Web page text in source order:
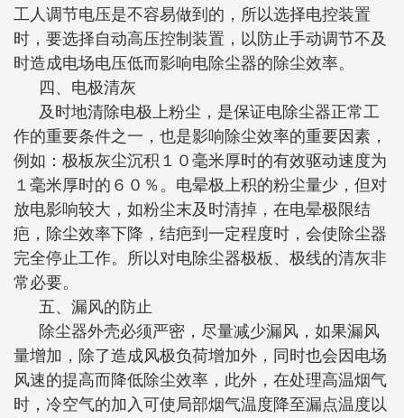
工人调节电压是不容易做到的，所以选择电控装置
时，要选择自动高压控制装置，以防止手动调节不及
时造成电场电压低而影响电除尘器的除尘效率。
四、电极清灰
及时地清除电极上粉尘，是保证电除尘器正常工
作的重要条件之一，也是影响除尘效率的重要因素，
例如：极板灰尘沉积１０毫米厚时的有效驱动速度为
１毫米厚时的６０％。电晕极上积的粉尘量少，但对
放电影响较大，如粉尘末及时清掉，在电晕极限结
疤，除尘效率下降，结疤到一定程度时，会使除尘器
完全停止工作。所以对电除尘器极板、极线的清灰非
常必要。
五、漏风的防止
除尘器外壳必须严密，尽量减少漏风，如果漏风
量增加，除了造成风极负荷增加外，同时也会因电场
风速的提高而降低除尘效率，此外，在处理高温烟气
时，冷空气的加入可使局部烟气温度降至漏点温度以